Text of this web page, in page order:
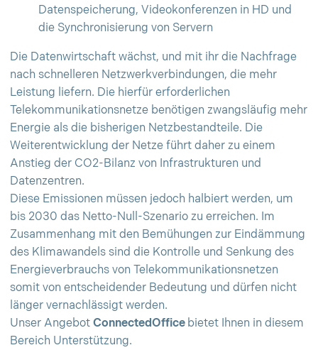
Datenspeicherung, Videokonferenzen in HD und
die Synchronisierung von Servern
Die Datenwirtschaft wächst, und mit ihr die Nachfrage
nach schnelleren Netzwerkverbindungen, die mehr
Leistung liefern. Die hierfür erforderlichen
Telekommunikationsnetze benötigen zwangsläufig mehr
Energie als die bisherigen Netzbestandteile. Die
Weiterentwicklung der Netze führt daher zu einem
Anstieg der CO2-Bilanz von Infrastrukturen und
Datenzentren.
Diese Emissionen müssen jedoch halbiert werden, um
bis 2030 das Netto-Null-Szenario zu erreichen. Im
Zusammenhang mit den Bemühungen zur Eindämmung
des Klimawandels sind die Kontrolle und Senkung des
Energieverbrauchs von Telekommunikationsnetzen
somit von entscheidender Bedeutung und dürfen nicht
länger vernachlässigt werden.
Unser Angebot ConnectedOffice bietet Ihnen in diesem
Bereich Unterstützung.